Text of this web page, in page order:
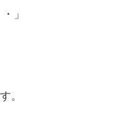
」
。